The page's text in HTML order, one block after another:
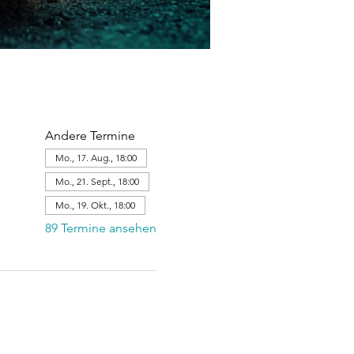
Andere Termine
Mo., 17. Aug., 18:00
Mo., 21. Sept., 18:00
Mo., 19. Okt., 18:00
89 Termine ansehen